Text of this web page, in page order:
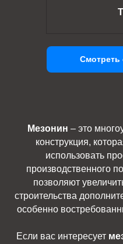
Смотреть
Мезонин – это
конструкция,
использовать
производственного
позволяют
строительства
особенно
Если вас интересует